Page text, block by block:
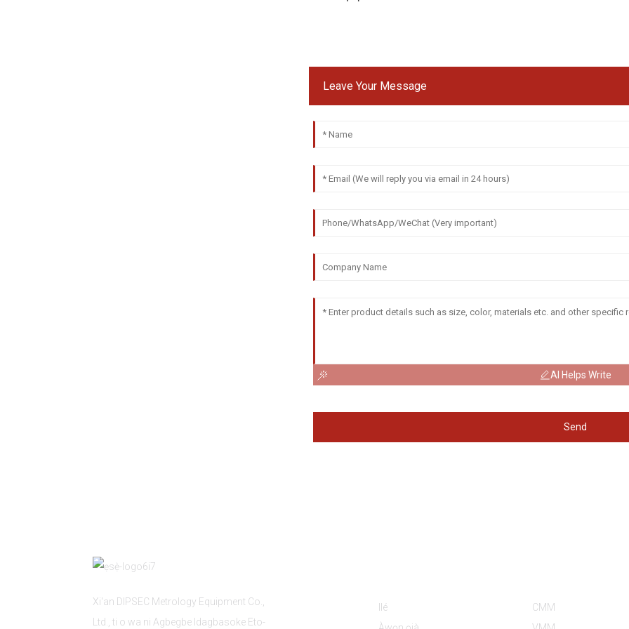
Leave Your Message
AI Helps Write
Send
Xi'an DIPSEC Metrology Equipment Co.,
Ltd., ti o wa ni Agbegbe Idagbasoke Eto-
Ilé
CMM